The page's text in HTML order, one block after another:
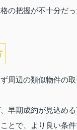
の把握が不十分だ
周辺の類似物件の
早期成約が見込める
とで、より良い条